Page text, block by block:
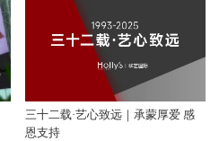
三十二载·艺心致远｜承蒙厚爱 感
恩支持